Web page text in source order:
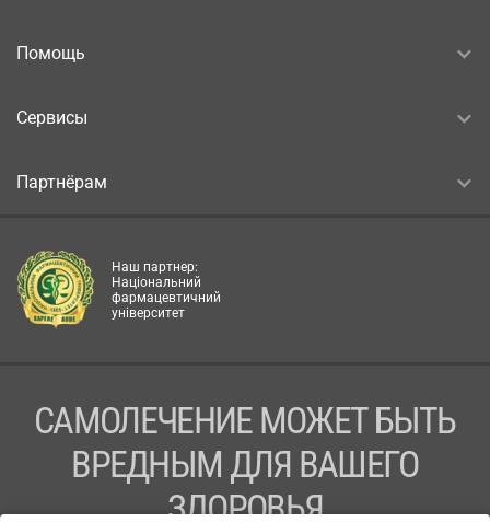
Помощь
Сервисы
Партнёрам
Наш партнер:
Національний
фармацевтичний
університет
САМОЛЕЧЕНИЕ МОЖЕТ БЫТЬ
ВРЕДНЫМ ДЛЯ ВАШЕГО
ЗДОРОВЬЯ